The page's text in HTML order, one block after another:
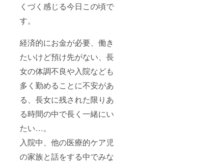
くづく感じる今日この頃で
す。
経済的にお金が必要、働き
たいけど預け先がない、長
女の体調不良や入院なども
多く勤めることに不安があ
る、長女に残された限りあ
る時間の中で長く一緒にい
たい…。
入院中、他の医療的ケア児
の家族と話をする中でみな